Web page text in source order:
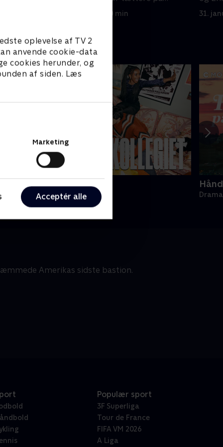
oplevelse af TV 2
anvende cookie-data
cookies herunder, og
af siden. Læs
Marketing
Acceptér alle
24. januar 2022 • 60 min 31.
Kollegiet
• 1 sæsoner
Amerikas sidste bastion.
Populær sport
3F Superliga
Tour de France
FIFA VM 2026
A Liga